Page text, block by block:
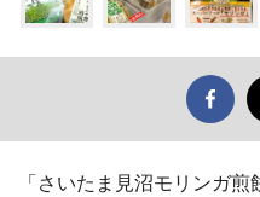
「さいたま見沼モリンガ